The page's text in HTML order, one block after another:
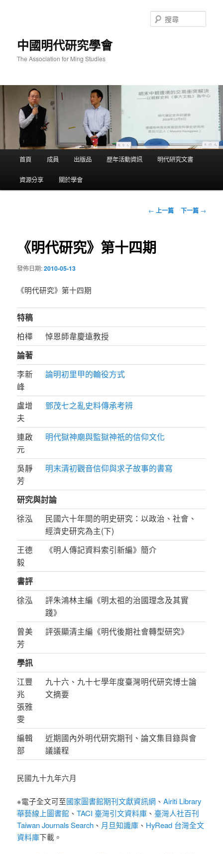
中國明代研究學會
The Association for Ming Studies
尋
首頁 成員 出版品 歷年活動資訊 明代研究文書
資源分享 關於學會
文
覽
← 上一篇 下一篇 →
《明代研究》第十四期
發佈日期:2010-05-13
《明代研究》第十四期
特稿
柏樺 悼恩師韋慶遠教授
論著
李新
峰
論明初里甲的輪役方式
盧增
夫
鄧茂七之亂史料傳承考辨
連啟
元
明代獄神廟與監獄神祇的信仰文化
吳靜
芳
明末清初觀音信仰與求子故事的書寫
研究與討論
徐泓
民國六十年間的明史研究：以政治、社會、
經濟史研究為主(下)
王德
毅
《明人傳記資料索引新編》簡介
書評
徐泓
評朱鴻林主編《明太祖的治國理念及其實
踐》
曾美
芳
評張顯清主編《明代後期社會轉型研究》
學訊
江豐
兆
張雅
雯
九十六、九十七學年度臺灣明代研究博士論
文摘要
編輯
部
近期國內外明代研究期刊、論文集目錄與會
議議程
民國九十九年六月
※電子全文可至國家圖書館期刊文獻資訊網 、Airiti Library
華藝線上圖書館 、TACI 臺灣引文資料庫 、 臺灣人社百刊
Taiwan Journals Search 、 月旦知識庫 、 HyRead 台灣全文
資料庫下載。